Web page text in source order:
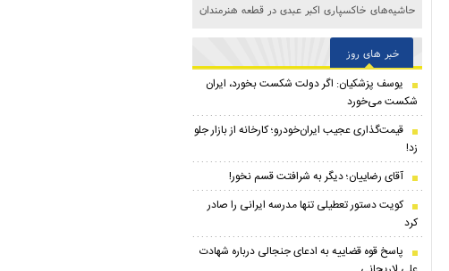
نگاهی از آسمان به یکی از مدرن‌ترین پایتخت‌های
خبر های روز
یوسف پزشکیان: اگر دولت شکست بخورد، ایران
شکست می‌خورد
قیمت‌گذاری عجیب ایران‌خودرو؛ کارخانه از بازار جلو
زد!
آقای رضاییان؛ دیگر به شرافتت قسم نخور!
کویت دستور تعطیلی تنها مدرسه ایرانی را صادر
کرد
پاسخ قوه قضاییه به ادعای جنجالی درباره شهادت